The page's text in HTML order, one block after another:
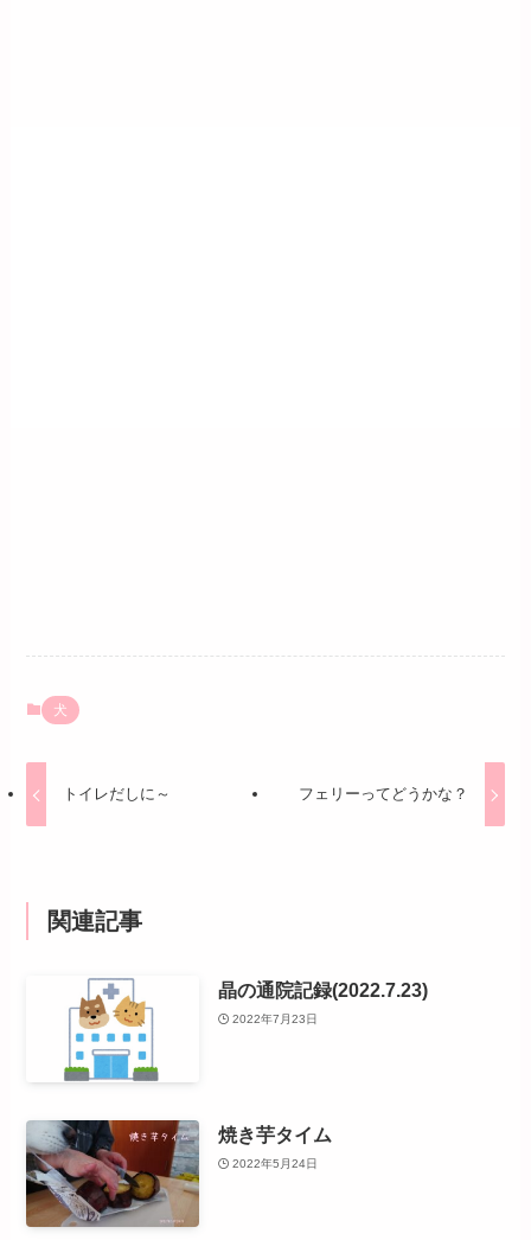
犬
トイレだしに～ フェリーってどうかな？
関連記事
晶の通院記録(2022.7.23)
2022年7月23日
焼き芋タイム
2022年5月24日